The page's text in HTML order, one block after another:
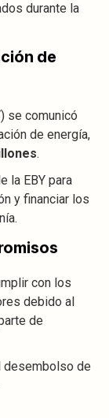
durante la
de
se comunicó
de energía,
.
la EBY para
y financiar los
con los
debido al
de
desembolso de